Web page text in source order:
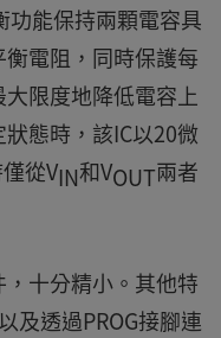
功能保持兩顆電容具
電阻，同時保護每
限度地降低電容上
態時，該IC以20微
從VIN和VOUT兩者
十分精小。其他特
及透過PROG接腳連